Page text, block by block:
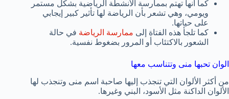
كما أنها تهتم بممارسة الأنشطة الرياضية بشكل مستمر
ويومي، وهي تشعر بأن الرياضة لها تأثير كبير إيجابي
على حياتها.
كما تلجأ هذه الفتاة إلى ممارسة الرياضة في حالة
الشعور بالاكتئاب أو المرور بضغوط نفسية.
الوان تحبها منى وتتناسب معها
من أكثر الألوان التي تنجذب إليها صاحبة اسم منى وتنجذب لها
الألوان الداكنة مثل الأسود، البني وغيرها.